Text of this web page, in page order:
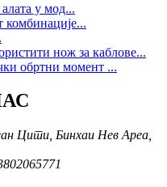
у мод...
комбинације...
нож за каблове...
обртни момент ...
Цити, Бинхаи Нев Ареа,